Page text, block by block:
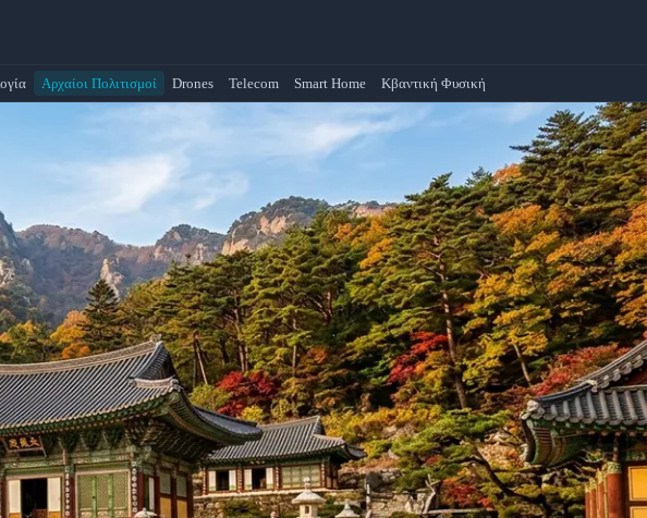
Αρχαίοι Πολιτισμοί Drones Telecom Smart Home Κβαντική Φυσική